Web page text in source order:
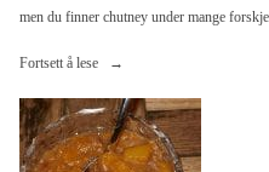
men du finner chutney under mange
Fortsett å lese
«Eple-
plommechutney»